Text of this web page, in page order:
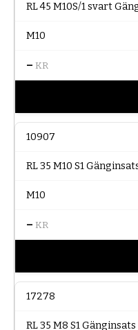
RL 45 M10S/1 svart
M10
– KR
10907
RL 35 M10 S1
M10
– KR
17278
RL 35 M8 S1 Gänginsats